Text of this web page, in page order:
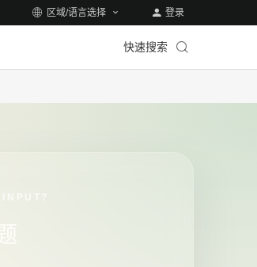
区域/语言选择 登录
快速搜索